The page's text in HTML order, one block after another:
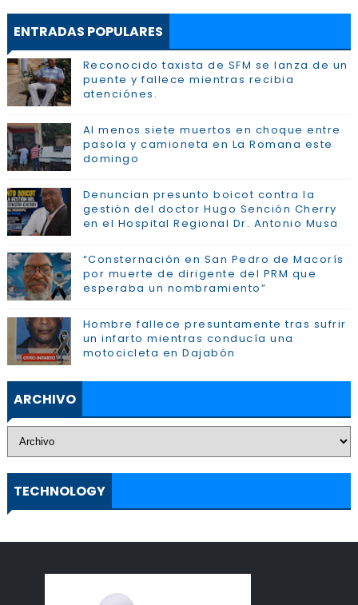
ENTRADAS POPULARES
Reconocido taxista de SFM se lanza de un
puente y fallece mientras recibia
atenciónes.
Al menos siete muertos en choque entre
pasola y camioneta en La Romana este
domingo
Denuncian presunto boicot contra la
gestión del doctor Hugo Sención Cherry
en el Hospital Regional Dr. Antonio Musa
“Consternación en San Pedro de Macorís
por muerte de dirigente del PRM que
esperaba un nombramiento”
Hombre fallece presuntamente tras sufrir
un infarto mientras conducía una
motocicleta en Dajabón
ARCHIVO
TECHNOLOGY